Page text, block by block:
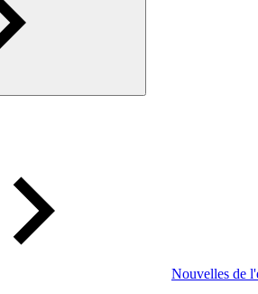
Nouvelles de